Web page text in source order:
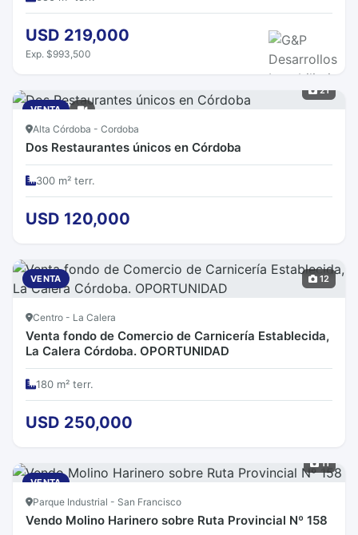
USD 219,000
Exp. $993,500
VENTA
21
Alta Córdoba - Cordoba
Dos Restaurantes únicos en Córdoba
300 m² terr.
USD 120,000
VENTA 12
Centro - La Calera
Venta fondo de Comercio de Carnicería Establecida,
La Calera Córdoba. OPORTUNIDAD
180 m² terr.
USD 250,000
VENTA
11
Parque Industrial - San Francisco
Vendo Molino Harinero sobre Ruta Provincial Nº 158